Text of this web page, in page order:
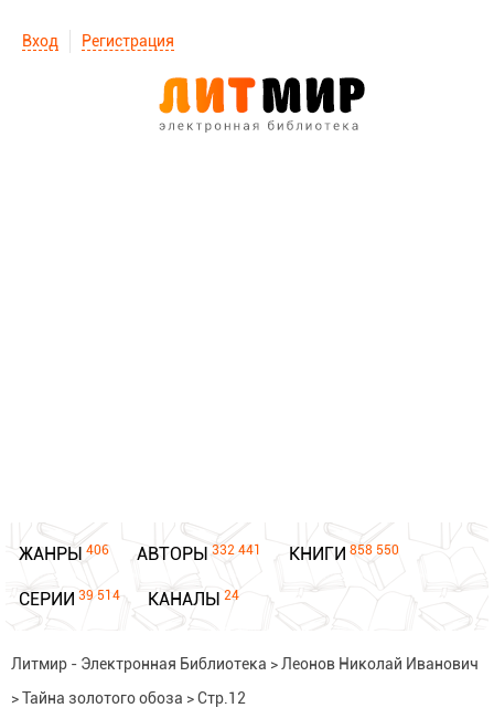
Вход Регистрация
ЖАНРЫ 406 АВТОРЫ 332 441 КНИГИ 858 550
СЕРИИ 39 514 КАНАЛЫ 24
Литмир - Электронная Библиотека > Леонов Николай Иванович
>Тайна золотого обоза >Стр.12